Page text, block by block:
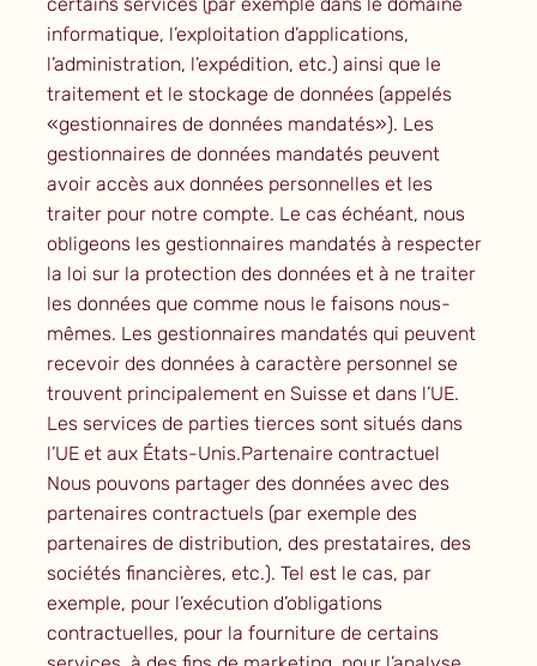
certains services (par exemple dans le domaine
informatique, l’exploitation d’applications,
l’administration, l’expédition, etc.) ainsi que le
traitement et le stockage de données (appelés
«gestionnaires de données mandatés»). Les
gestionnaires de données mandatés peuvent
avoir accès aux données personnelles et les
traiter pour notre compte. Le cas échéant, nous
obligeons les gestionnaires mandatés à respecter
la loi sur la protection des données et à ne traiter
les données que comme nous le faisons nous-
mêmes. Les gestionnaires mandatés qui peuvent
recevoir des données à caractère personnel se
trouvent principalement en Suisse et dans l’UE.
Les services de parties tierces sont situés dans
l’UE et aux États-Unis.Partenaire contractuel
Nous pouvons partager des données avec des
partenaires contractuels (par exemple des
partenaires de distribution, des prestataires, des
sociétés financières, etc.). Tel est le cas, par
exemple, pour l’exécution d’obligations
contractuelles, pour la fourniture de certains